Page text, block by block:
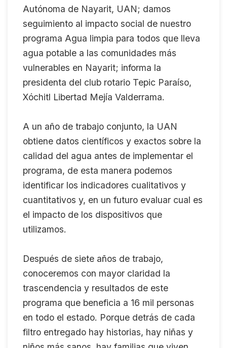
Autónoma de Nayarit, UAN; damos
seguimiento al impacto social de nuestro
programa Agua limpia para todos que lleva
agua potable a las comunidades más
vulnerables en Nayarit; informa la
presidenta del club rotario Tepic Paraíso,
Xóchitl Libertad Mejía Valderrama.
A un año de trabajo conjunto, la UAN
obtiene datos científicos y exactos sobre la
calidad del agua antes de implementar el
programa, de esta manera podemos
identificar los indicadores cualitativos y
cuantitativos y, en un futuro evaluar cual es
el impacto de los dispositivos que
utilizamos.
Después de siete años de trabajo,
conoceremos con mayor claridad la
trascendencia y resultados de este
programa que beneficia a 16 mil personas
en todo el estado. Porque detrás de cada
filtro entregado hay historias, hay niñas y